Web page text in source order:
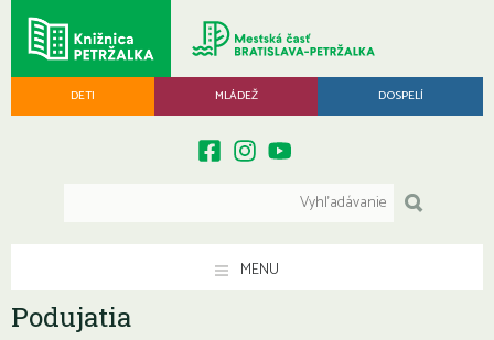
DETI MLÁDEŽ DOSPELÍ
MENU
Podujatia